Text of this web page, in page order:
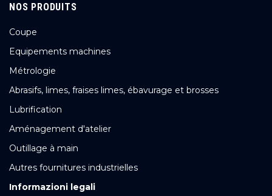
NOS PRODUITS
Coupe
Equipements machines
Métrologie
Abrasifs, limes, fraises limes, ébavurage et brosses
Lubrification
Aménagement d'atelier
Outillage à main
Autres fournitures industrielles
Informazioni legali